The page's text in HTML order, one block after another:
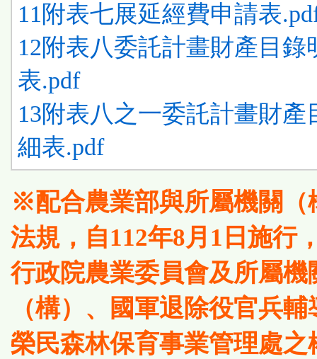
11附表七展延經費申請表
12附表八委託計畫財產目錄
表.pdf
13附表八之一委託計畫財產
細表.pdf
※配合農業部與所屬機關（
法規，自112年8月1日施行
行政院農業委員會及所屬機
（構）、國軍退除役官兵
榮民森林保育事業管理處之